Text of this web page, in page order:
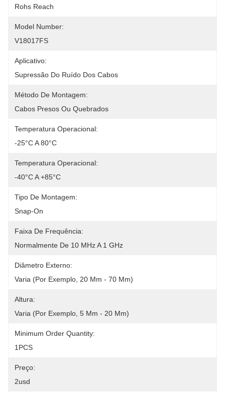
Rohs Reach
Model Number:
V18017FS
Aplicativo:
Supressão Do Ruído Dos Cabos
Método De Montagem:
Cabos Presos Ou Quebrados
Temperatura Operacional:
-25°C A 80°C
Temperatura Operacional:
-40°C A +85°C
Tipo De Montagem:
Snap-On
Faixa De Frequência:
Normalmente De 10 MHz A 1 GHz
Diâmetro Externo:
Varia (por Exemplo, 20 Mm - 70 Mm)
Altura:
Varia (por Exemplo, 5 Mm - 20 Mm)
Minimum Order Quantity:
1PCS
Preço:
2usd